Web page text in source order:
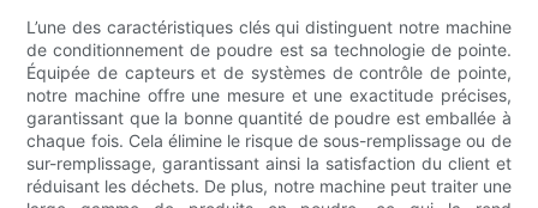
L’une des caractéristiques clés qui distinguent notre machine
de conditionnement de poudre est sa technologie de pointe.
Équipée de capteurs et de systèmes de contrôle de pointe,
notre machine offre une mesure et une exactitude précises,
garantissant que la bonne quantité de poudre est emballée à
chaque fois. Cela élimine le risque de sous-remplissage ou de
sur-remplissage, garantissant ainsi la satisfaction du client et
réduisant les déchets. De plus, notre machine peut traiter une